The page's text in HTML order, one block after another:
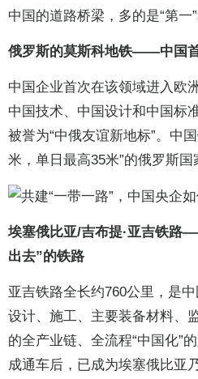
中国的道路桥梁，多的是“第一”
俄罗斯的莫斯科地铁——中国
中国企业首次在该领域进入欧
中国技术、中国设计和中国标
被誉为“中俄友谊新地标”。中
米，单日最高35米”的俄罗斯国
埃塞俄比亚/吉布提·亚吉铁路
出去”的铁路
亚吉铁路全长约760公里，是中
设计、施工、主要装备材料、
的全产业链、全流程“中国化”
成通车后，已成为埃塞俄比亚